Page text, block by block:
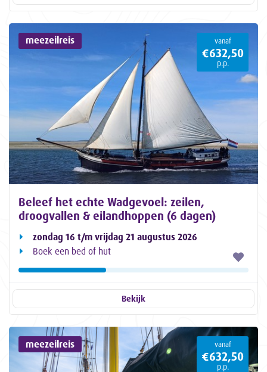
meezeilreis vanaf
€632,50
p.p.
Beleef het echte Wadgevoel: zeilen,
droogvallen & eilandhoppen (6 dagen)
zondag 16 t/m vrijdag 21 augustus 2026
Boek een bed of hut
Bekijk
meezeilreis vanaf
€632,50
p.p.